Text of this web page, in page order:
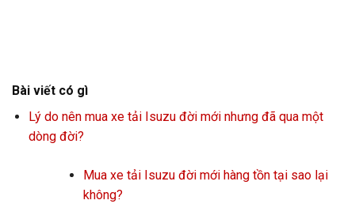
Bài viết có gì
Lý do nên mua xe tải Isuzu đời mới nhưng đã qua một
dòng đời?
Mua xe tải Isuzu đời mới hàng tồn tại sao lại
không?